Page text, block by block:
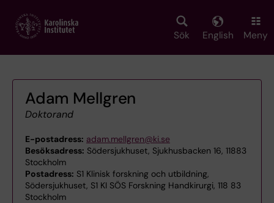
main
Sök English Meny
Adam Mellgren
Doktorand
E-postadress: adam.mellgren@ki.se
Besöksadress: Södersjukhuset, Sjukhusbacken 16, 11883
Stockholm
Postadress: S1 Klinisk forskning och utbildning,
Södersjukhuset, S1 KI SÖS Forskning Handkirurgi, 118 83
Stockholm